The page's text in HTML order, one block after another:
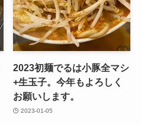
2023初麺でるは小豚全マシ
+生玉子。今年もよろしく
お願いします。
2023-01-05